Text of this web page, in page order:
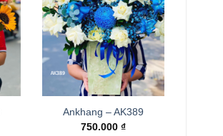
Ankhang – AK389
750.000 ₫